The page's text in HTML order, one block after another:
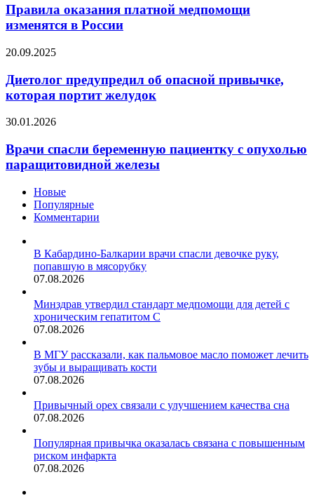
платной
медпомощи
изменятся
России
Правила оказания платной медпомощи
изменятся в России
Диетолог
об
опасной
привычке,
портит
20.09.2025
Диетолог предупредил об опасной привычке,
которая портит желудок
Врачи
беременную
пациентку
с
паращитовидной
железы
30.01.2026
Врачи спасли беременную пациентку с опухолью
паращитовидной железы
Новые
Популярные
Комментарии
В Кабардино-Балкарии врачи спасли девочке руку,
попавшую в мясорубку
07.08.2026
Минздрав утвердил стандарт медпомощи для детей с
хроническим гепатитом С
07.08.2026
В МГУ рассказали, как пальмовое масло поможет лечить
зубы и выращивать кости
07.08.2026
Привычный орех связали с улучшением качества сна
07.08.2026
Популярная привычка оказалась связана с повышенным
риском инфаркта
07.08.2026